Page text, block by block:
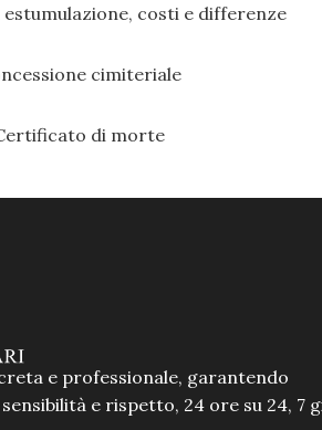
e professionale, garantendo
e rispetto, 24 ore su 24, 7